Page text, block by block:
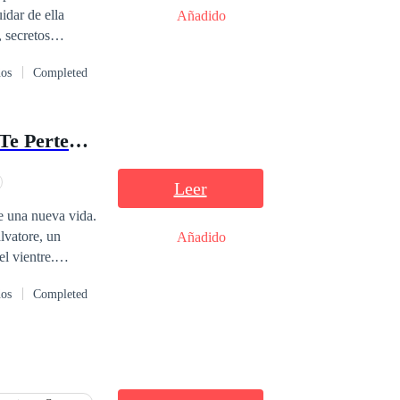
de ella
un corazón
Completed
Añadido
CASADA A LA FUERZA CON EL MAFIOSO: Mis Hijos No Te Pertenecen
una nueva vida.
un
vientre.
peligro
Completed
Leer
Añadido